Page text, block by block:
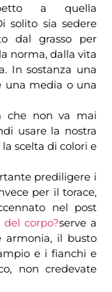
a quella
solito sia sedere
dal grasso per
norma, dalla vita
In sostanza una
una media o una
che non va mai
usare la nostra
la scelta di colori e
prediligere i
per il torace,
nel post
corpo?serve a
armonia, il busto
e i fianchi e
non credevate